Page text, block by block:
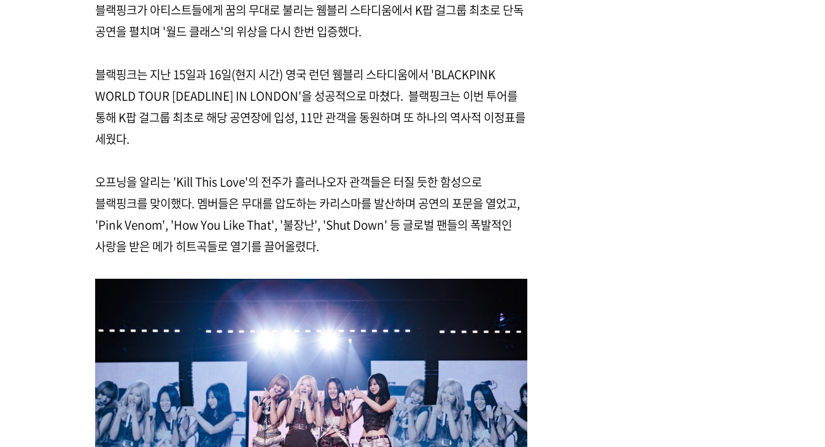
블랙핑크가 아티스트들에게 꿈의 무대로 불리는 웸블리 스타디움에서 K팝 걸그룹 최초로 단독
공연을 펼치며 '월드 클래스'의 위상을 다시 한번 입증했다.
블랙핑크는 지난 15일과 16일(현지 시간) 영국 런던 웸블리 스타디움에서 'BLACKPINK
WORLD TOUR [DEADLINE] IN LONDON'을 성공적으로 마쳤다. 블랙핑크는 이번 투어를
통해 K팝 걸그룹 최초로 해당 공연장에 입성, 11만 관객을 동원하며 또 하나의 역사적 이정표를
세웠다.
오프닝을 알리는 'Kill This Love'의 전주가 흘러나오자 관객들은 터질 듯한 함성으로
블랙핑크를 맞이했다. 멤버들은 무대를 압도하는 카리스마를 발산하며 공연의 포문을 열었고,
'Pink Venom', 'How You Like That', '불장난', 'Shut Down' 등 글로벌 팬들의 폭발적인
사랑을 받은 메가 히트곡들로 열기를 끌어올렸다.